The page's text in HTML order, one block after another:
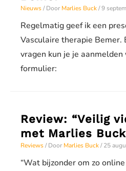
Nieuws/ Door Marlies Buck/9
Regelmatig geef ik een
Vasculaire therapie Bemer.
vragen kun je je
formulier:
Review: “Veilig
met Marlies
Reviews/ Door Marlies Buck/25
“Wat bijzonder om zo